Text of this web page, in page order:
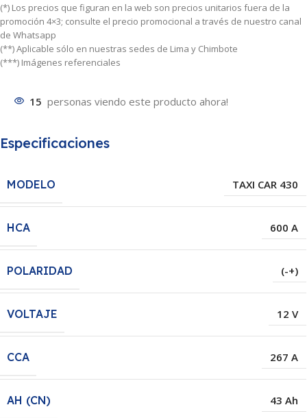
(*) Los precios que figuran en la web son precios unitarios fuera de la
promoción 4×3; consulte el precio promocional a través de nuestro canal
de Whatsapp
(**) Aplicable sólo en nuestras sedes de Lima y Chimbote
(***) Imágenes referenciales
15 personas viendo este producto ahora!
Especificaciones
MODELO TAXI CAR 430
HCA 600 A
POLARIDAD (-+)
VOLTAJE 12 V
CCA 267 A
AH (CN) 43 Ah